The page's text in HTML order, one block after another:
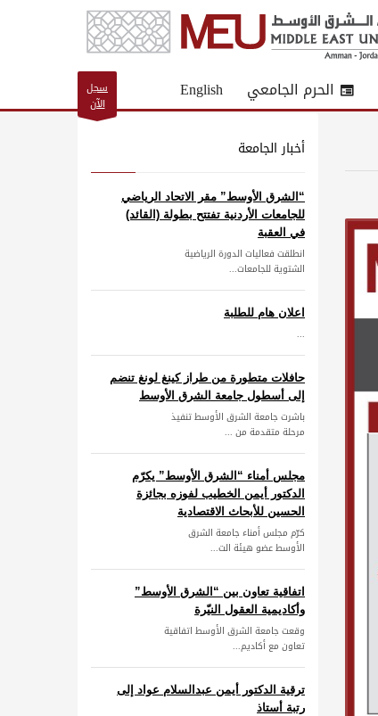
الحرم الجامعي English
سجل
الآن
أخبار الجامعة
“الشرق الأوسط” مقر الاتحاد الرياضي
للجامعات الأردنية تفتتح بطولة (القائد)
في العقبة
انطلقت فعاليات الدورة الرياضية
الشتوية للجامعات...
اعلان هام للطلبة
...
حافلات متطورة من طراز كينغ لونغ تنضم
إلى أسطول جامعة الشرق الأوسط
باشرت جامعة الشرق الأوسط تنفيذ
مرحلة متقدمة من ...
مجلس أمناء “الشرق الأوسط” يكرّم
الدكتور أيمن الخطيب لفوزه بجائزة
الحسين للأبحاث الاقتصادية
كرّم مجلس أمناء جامعة الشرق
الأوسط عضو هيئة الت...
اتفاقية تعاون بين “الشرق الأوسط”
وأكاديمية العقول النيّرة
وقعت جامعة الشرق الأوسط اتفاقية
تعاون مع أكاديم...
ترقية الدكتور أيمن عبدالسلام عواد إلى
رتبة أستاذ